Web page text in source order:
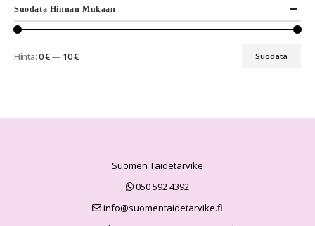
Suodata Hinnan Mukaan
Suodata
Hinta:0 €— 10 €
Suomen Taidetarvike
050 592 4392
info@suomentaidetarvike.fi